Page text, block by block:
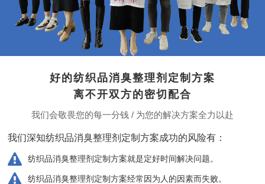
好的纺织品消臭整理剂定制方案
离不开双方的密切配合
我们会敬畏您的每一分钱 / 为您的解决方案全力以赴
我们深知纺织品消臭整理剂定制方案成功的风险有：
纺织品消臭整理剂定制方案就是定好时间解决问题。
纺织品消臭整理剂定制方案经常因为人的因素而失败。